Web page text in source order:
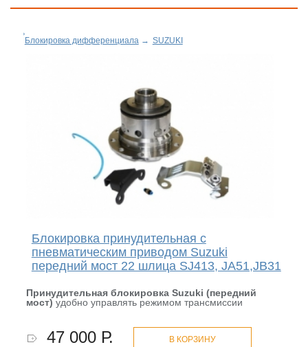
Блокировка дифференциала→ SUZUKI
Блокировка принудительная с
пневматическим приводом Suzuki
передний мост 22 шлица SJ413, JA51,JB31
Принудительная блокировка Suzuki (передний
мост) удобно управлять режимом трансмиссии
47 000 Р. В КОРЗИНУ